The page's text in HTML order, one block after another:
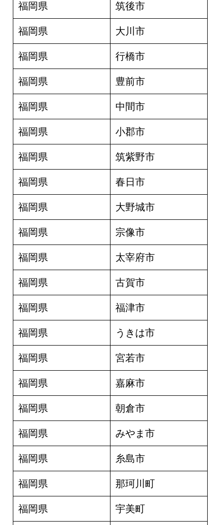
福岡県 筑後市
福岡県 大川市
福岡県 行橋市
福岡県 豊前市
福岡県 中間市
福岡県 小郡市
福岡県 筑紫野市
福岡県 春日市
福岡県 大野城市
福岡県 宗像市
福岡県 太宰府市
福岡県 古賀市
福岡県 福津市
福岡県 うきは市
福岡県 宮若市
福岡県 嘉麻市
福岡県 朝倉市
福岡県 みやま市
福岡県 糸島市
福岡県 那珂川町
福岡県 宇美町